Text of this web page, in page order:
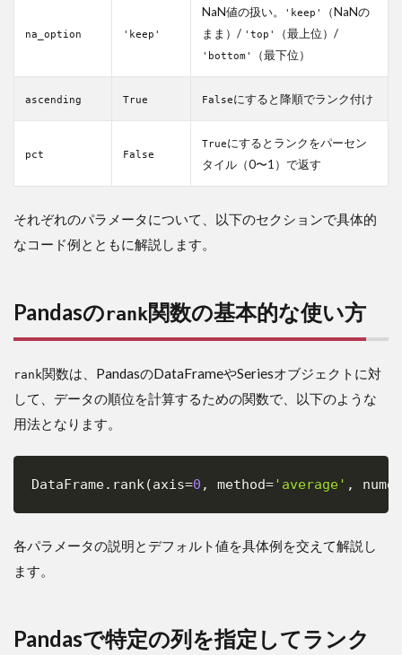
ランク
法
する
7
る
ー
や
ト
ラ
ブ
ュ
ン
グ
値の
na_option 'keep'
NaN値の扱い。 'keep'
（NaNの
まま）/ 'top' （最上位）/
'bottom' （最下位）
ascending True Falseにすると降順でランク付け
pct False
Trueにするとランクをパーセン
タイル（0〜1）で返す
それぞれのパラメータについて、以下のセクションで具体的
なコード例とともに解説します。
Pandasのrank関数の基本的な使い方
rank関数は、PandasのDataFrameやSeriesオブジェクトに対
して、データの順位を計算するための関数で、以下のような
用法となります。
DataFrame. rank(axis=0 , method='average' ,
各パラメータの説明とデフォルト値を具体例を交えて解説し
ます。
Pandasで特定の列を指定してランク